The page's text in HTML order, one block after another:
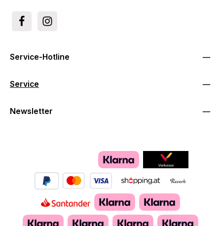
Service-Hotline
Service
Newsletter